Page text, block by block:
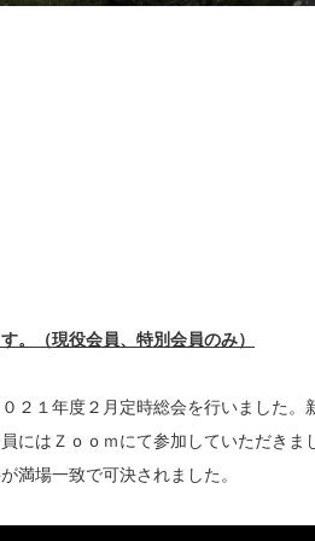
。（現役会員、特別会員のみ）
２１年度２月定時総会を行いました
にはＺｏｏｍにて参加していただきま
満場一致で可決されました。